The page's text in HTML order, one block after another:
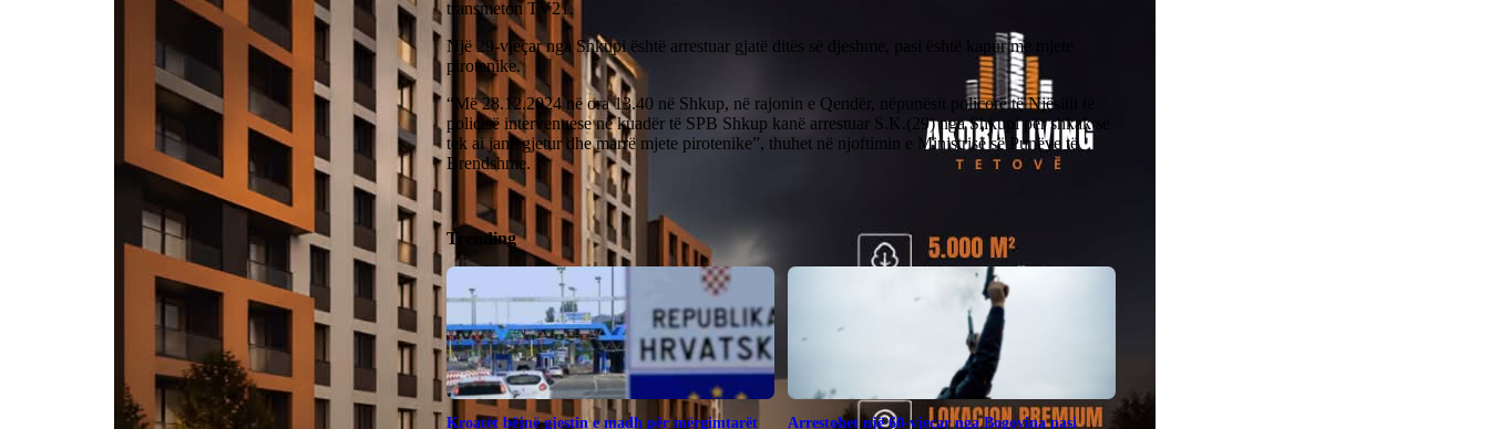
transmeton TV21.
Një 29-vjeçar nga Shkupi është arrestuar gjatë ditës së djeshme, pasi është kapur me mjete
pirotenike.
“Më 28.12.2024 në ora 13.40 në Shkup, në rajonin e Qendër, nëpunësit policorë të Njësitit të
policisë intervenuese në kuadër të SPB Shkup kanë arrestuar S.K.(29) nga Shkupi për shkak se
tek ai janë gjetur dhe marrë mjete pirotenike”, thuhet në njoftimin e Ministrisë së Punëve të
Brendshme.
Trending
Kroatët bëjnë gjestin e madh për mërgimtarët
Arrestohet një 60-vjeçar nga Bogovina pasi